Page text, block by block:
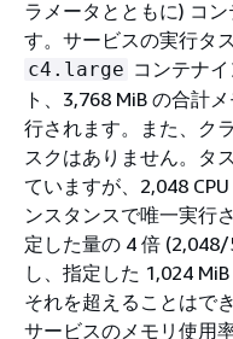
ラメータとともに) コ
す。サービスの実行タ
c4.large コンテナ
ト、3,768 MiB の合計
行されます。また、ク
スクはありません。タ
ていますが、2,048
ンスタンスで唯一実行
定した量の 4 倍
し、指定した 1,024
それを超えることはで
サービスのメモリ使用